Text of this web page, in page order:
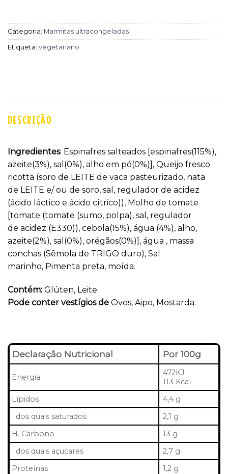
Categoria: Marmitas ultracongeladas
Etiqueta: vegetariano
DESCRIÇÃO
Ingredientes: Espinafres salteados [espinafres(115%),
azeite(3%), sal(0%), alho em pó(0%)], Queijo fresco
ricotta (soro de LEITE de vaca pasteurizado, nata
de LEITE e/ ou de soro, sal, regulador de acidez
(ácido láctico e ácido cítrico)), Molho de tomate
[tomate (tomate (sumo, polpa), sal, regulador
de acidez (E330)), cebola(15%), água (4%), alho,
azeite(2%), sal(0%), orégãos(0%)], água , massa
conchas (Sêmola de TRIGO duro), Sal
marinho, Pimenta preta, moída.
Contém: Glúten, Leite.
Pode conter vestígios de Ovos, Aipo, Mostarda.
Declaração Nutricional Por 100g
Energia
472KJ
113 Kcal
Lípidos
4,4 g
dos quais saturados
2,1 g
H. Carbono
13 g
dos quais açucares
2,7 g
Proteínas
1,2 g